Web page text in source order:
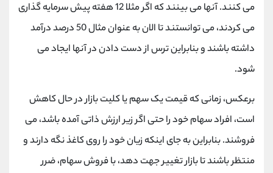
می کنند. آنها می بینند که اگر مثلا 12 هفته پیش سرمایه گذاری
می کردند، می توانستند تا الان به عنوان مثال 50 درصد درآمد
داشته باشند و بنابراین ترس از دست دادن در آنها ایجاد می
شود.
برعکس، زمانی که قیمت یک سهم یا کلیت بازار در حال کاهش
است، افراد سهام خود را حتی اگر زیر ارزش ذاتی آمده باشد، می
فروشند. بنابراین به جای اینکه زیان خود را روی کاغذ نگه دارند و
منتظر باشند تا بازار تغییر جهت دهد، با فروش سهام، ضرر